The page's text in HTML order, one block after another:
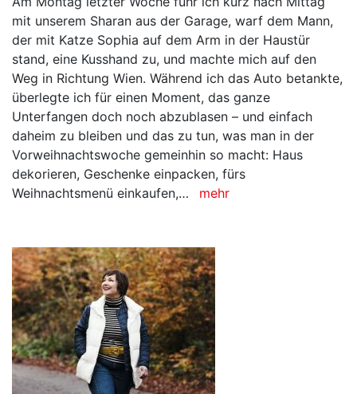
mit unserem Sharan aus der Garage, warf dem Mann,
der mit Katze Sophia auf dem Arm in der Haustür
stand, eine Kusshand zu, und machte mich auf den
Weg in Richtung Wien. Während ich das Auto betankte,
überlegte ich für einen Moment, das ganze
Unterfangen doch noch abzublasen – und einfach
daheim zu bleiben und das zu tun, was man in der
Vorweihnachtswoche gemeinhin so macht: Haus
dekorieren, Geschenke einpacken, fürs
Weihnachtsmenü einkaufen,…
mehr